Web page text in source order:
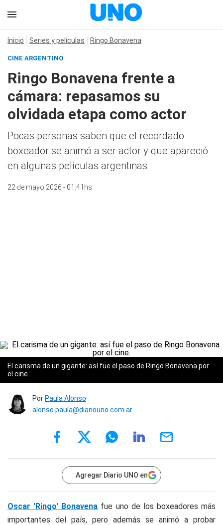
Inicio Series y películas Ringo Bonavena
CINE ARGENTINO
Ringo Bonavena frente a
cámara: repasamos su
olvidada etapa como actor
Pocas personas saben que el recordado
boxeador se animó a ser actor y que apareció
en algunas películas argentinas
22 de mayo 2026 - 01:41hs
El carisma de un gigante: así fue el paso de Ringo Bonavena por
el cine.
Por Paula Alonso
alonso.paula@diariouno.com.ar
Agregar Diario UNO en
Oscar 'Ringo' Bonavena fue uno de los boxeadores más
importantes del país, pero además se animó a probar